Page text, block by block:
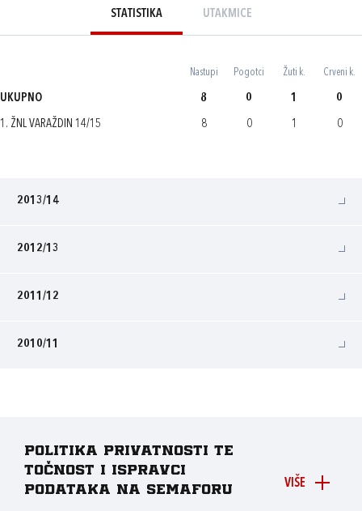
STATISTIKA UTAKMICE
Nastupi Pogotci Žuti k. Crveni k.
UKUPNO 8 0 1 0
1. ŽNL VARAŽDIN 14/15 8 0 1 0
2013/14
2012/13
2011/12
2010/11
VIŠE
Politika privatnosti te
točnost i ispravci
podataka na Semaforu